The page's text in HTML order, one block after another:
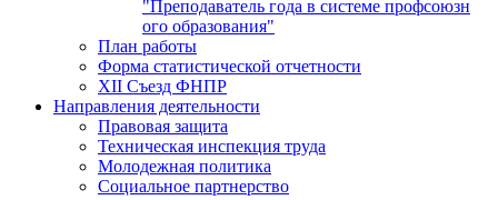
"Преподаватель года в системе профсоюзн
ого образования"
План работы
Форма статистической отчетности
XII Съезд ФНПР
Направления деятельности
Правовая защита
Техническая инспекция труда
Молодежная политика
Социальное партнерство